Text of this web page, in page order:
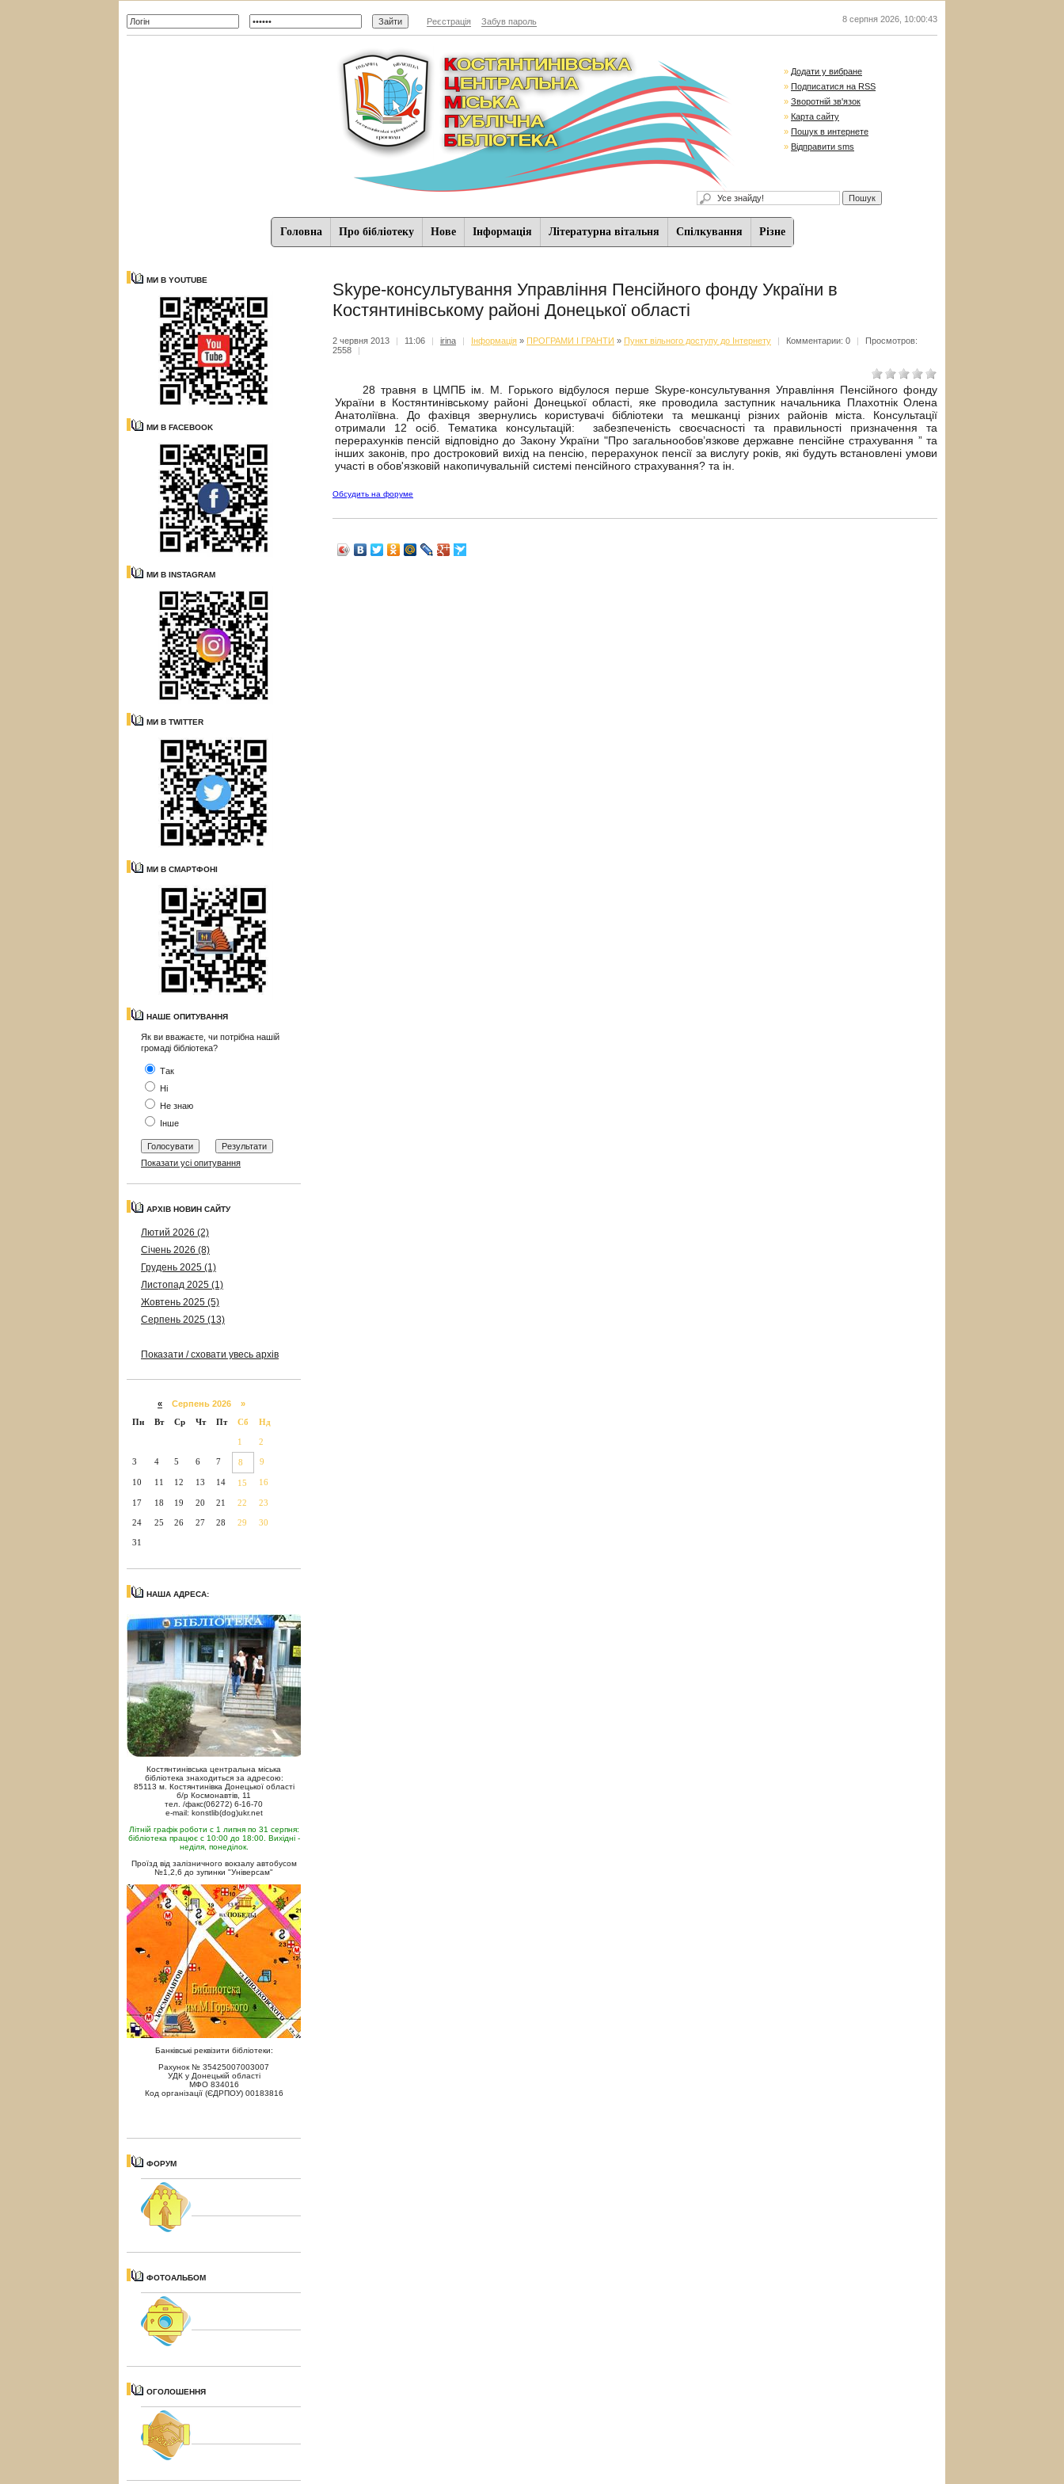
Реєстрація Забув пароль 8 серпня 2026 10:00:44
» Додати у вибране
» Подписатися на RSS
» Зворотній зв'язок
» Карта сайту
» Пошук в интернете
» Відправити sms
Головна Про бібліотеку Нове Iнформацiя Літературна вітальня Спiлкування Різне
МИ В YOUTUBE
МИ В FACEBOOK
МИ В INSTAGRAM
МИ В TWITTER
МИ В СМАРТФОНІ
НАШЕ ОПИТУВАННЯ
Як ви вважаєте, чи потрібна нашій
громаді бібліотека?
Так
Ні
Не знаю
Інше
Показати усі опитування
АРХІВ НОВИН САЙТУ
Лютий 2026 (2)
Січень 2026 (8)
Грудень 2025 (1)
Листопад 2025 (1)
Жовтень 2025 (5)
Серпень 2025 (13)
Показати / сховати увесь архів
« Серпень 2026 »
Пн
Вт Ср Чт Пт Сб Нд
1 2
3 4 5 6 7 8 9
10 11 12 13 14 15 16
17 18 19 20 21 22 23
24 25 26 27 28 29 30
31
НАША АДРЕСА:
Костянтинівська центральна міська
бібліотека знаходиться за адресою:
85113 м. Костянтинівка Донецької області
б/р Космонавтів, 11
тел. /факс(06272) 6-16-70
e-mail: konstlib(dog)ukr.net
Літній графік роботи с 1 липня по 31 серпня:
бібліотека працює с 10:00 до 18:00. Вихідні -
неділя, понеділок.
Проїзд від залізничного вокзалу автобусом
№1,2,6 до зупинки "Універсам"
Банківські реквізити бібліотеки:
Рахунок № 35425007003007
УДК у Донецькій області
МФО 834016
Код організації (ЄДРПОУ) 00183816
ФОРУМ
ФОТОАЛЬБОМ
ОГОЛОШЕННЯ
Skype-консультування Управління Пенсійного фонду України в
Костянтинівському районі Донецької області
2 червня 2013 | 11:06 | irina | Iнформацiя » ПРОГРАМИ І ГРАНТИ » Пункт вільного доступу до Інтернету | Комментарии: 0 |
Просмотров:
2558
|
28 травня в ЦМПБ ім. М. Горького відбулося перше Skype-консультування Управління Пенсійного фонду
України в Костянтинівському районі Донецької області, яке проводила заступник начальника Плахотнік Олена
Анатоліївна. До фахівця звернулись користувачі бібліотеки та мешканці різних районів міста. Консультації
отримали 12 осіб. Тематика консультацій: забезпеченість своєчасності та правильності призначення та
перерахунків пенсій відповідно до Закону України "Про загальнообов’язкове державне пенсійне страхування ” та
інших законів, про достроковий вихід на пенсію, перерахунок пенсії за вислугу років, які будуть встановлені умови
участі в обов'язковій накопичувальній системі пенсійного страхування? та ін.
Обсудить на форуме